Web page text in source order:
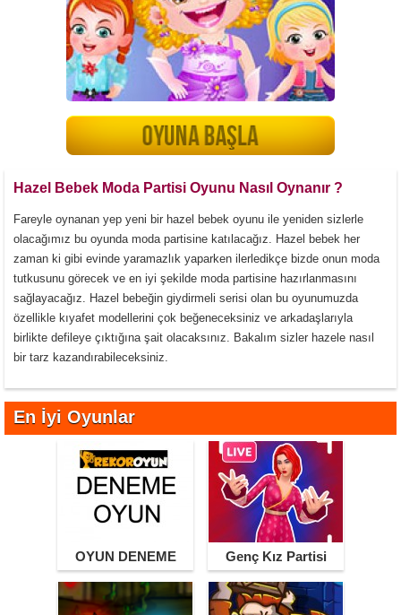
Hazel Bebek Moda Partisi Oyunu Nasıl Oynanır ?
Fareyle oynanan yep yeni bir hazel bebek oyunu ile yeniden sizlerle
olacağımız bu oyunda moda partisine katılacağız. Hazel bebek her
zaman ki gibi evinde yaramazlık yaparken ilerledikçe bizde onun moda
tutkusunu görecek ve en iyi şekilde moda partisine hazırlanmasını
sağlayacağız. Hazel bebeğin giydirmeli serisi olan bu oyunumuzda
özellikle kıyafet modellerini çok beğeneceksiniz ve arkadaşlarıyla
birlikte defileye çıktığına şait olacaksınız. Bakalım sizler hazele nasıl
bir tarz kazandırabileceksiniz.
En İyi Oyunlar
OYUN DENEME Genç Kız Partisi